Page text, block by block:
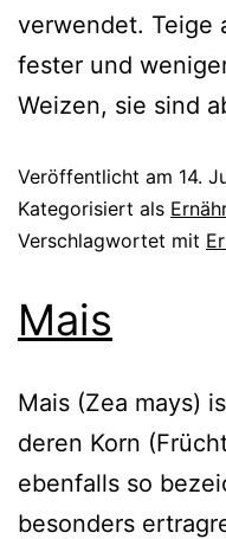
verwendet. Teige
fester und
Weizen, sie sind
Veröffentlicht am 14.
Kategorisiert als
Verschlagwortet mit
Mais
Mais (Zea mays)
deren Korn
ebenfalls so
besonders